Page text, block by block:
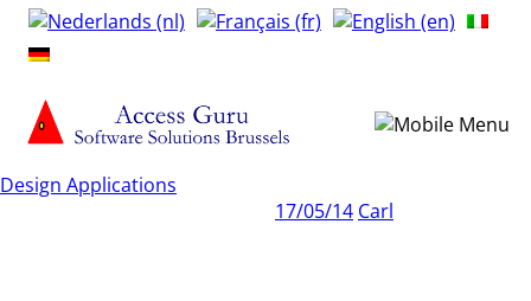
Design Applications
17/05/14 Carl